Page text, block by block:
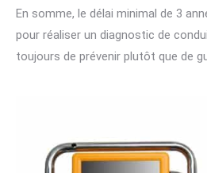
En somme, le délai minimal de 3
pour réaliser un diagnostic de
toujours de prévenir plutôt que de